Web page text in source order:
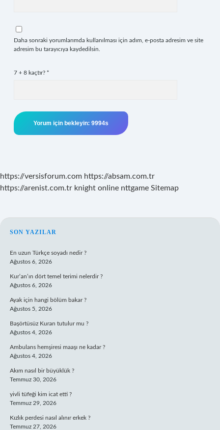
Daha sonraki yorumlarımda kullanılması için adım, e-posta adresim ve site
adresim bu tarayıcıya kaydedilsin.
7 + 8 kaçtır? *
https://versisforum.com https://absam.com.tr
https://arenist.com.tr knight online nttgame Sitemap
SIDEBAR
SON YAZILAR
En uzun Türkçe soyadı nedir ?
Ağustos 6, 2026
Kur’an’ın dört temel terimi nelerdir ?
Ağustos 6, 2026
Ayak için hangi bölüm bakar ?
Ağustos 5, 2026
Başörtüsüz Kuran tutulur mu ?
Ağustos 4, 2026
Ambulans hemşiresi maaşı ne kadar ?
Ağustos 4, 2026
Akım nasıl bir büyüklük ?
Temmuz 30, 2026
yivli tüfeği kim icat etti ?
Temmuz 29, 2026
Kızlık perdesi nasıl alınır erkek ?
Temmuz 27, 2026